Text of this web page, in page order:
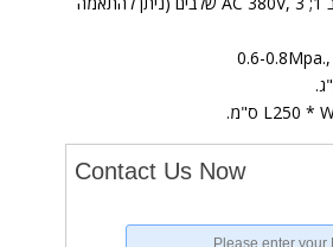
Contact Us Now